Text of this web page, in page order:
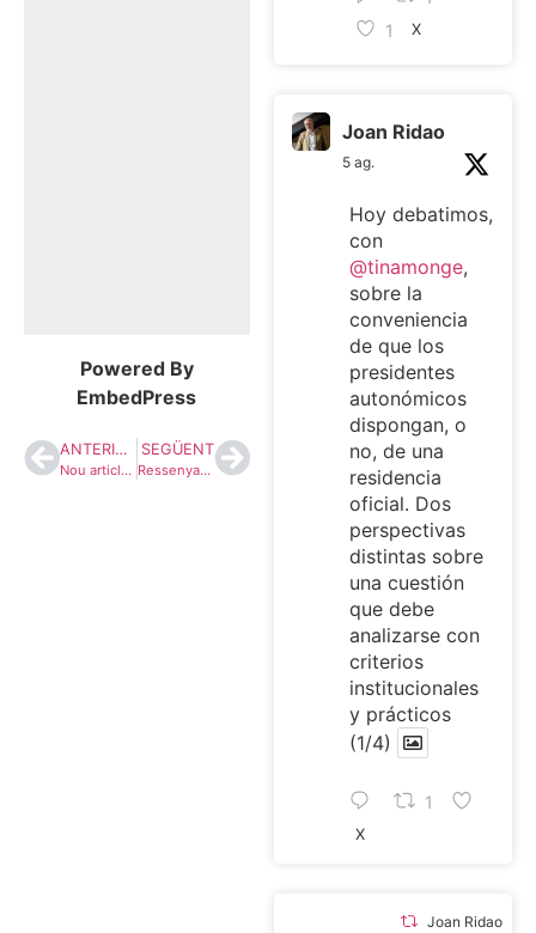
Powered By
EmbedPress
ANTERIOR
Nou article a la Revista de Llengua i Dret
SEGÜENT
Ressenya de Dret parlamentari de Catalunya a Escrutinio
1
X
Joan Ridao
5 ag.
Hoy debatimos,
con
@tinamonge,
sobre la
conveniencia
de que los
presidentes
autonómicos
dispongan, o
no, de una
residencia
oficial. Dos
perspectivas
distintas sobre
una cuestión
que debe
analizarse con
criterios
institucionales
y prácticos
(1/4)
1
X
Joan Ridao